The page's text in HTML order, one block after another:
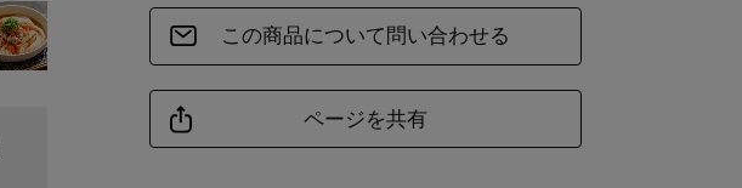
この商品について問い合わせる
ページを共有